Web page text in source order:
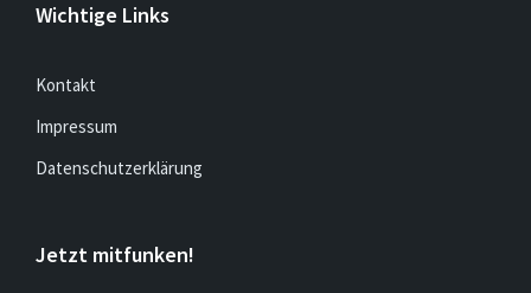
Wichtige Links
Kontakt
Impressum
Datenschutzerklärung
Jetzt mitfunken!